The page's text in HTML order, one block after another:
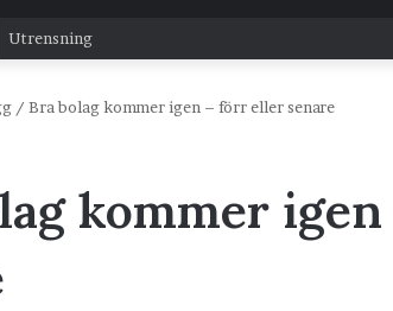
Utrensning
/ Bra bolag kommer igen – förr eller senare
kommer